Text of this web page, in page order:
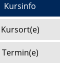
Kursinfo
Kursort(e)
Termin(e)